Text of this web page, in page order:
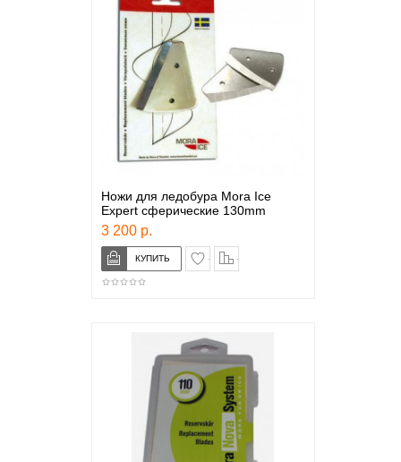
Ножи для ледобура Моrа Ice
Expert сферические 130mm
3 200 р.
в закладки